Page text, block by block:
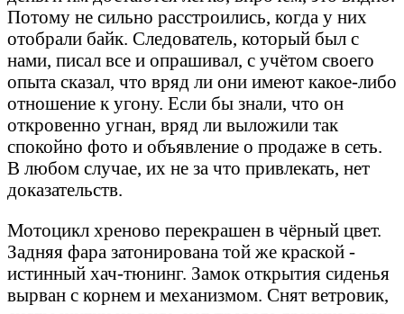
Потому не сильно расстроились, когда у них
отобрали байк. Следователь, который был с
нами, писал все и опрашивал, с учётом своего
опыта сказал, что вряд ли они имеют какое-либо
отношение к угону. Если бы знали, что он
откровенно угнан, вряд ли выложили так
спокойно фото и объявление о продаже в сеть.
В любом случае, их не за что привлекать, нет
доказательств.
Мотоцикл хреново перекрашен в чёрный цвет.
Задняя фара затонирована той же краской -
истинный хач-тюнинг. Замок открытия сиденья
вырван с корнем и механизмом. Снят ветровик,